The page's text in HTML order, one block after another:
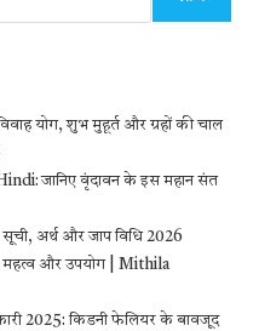
योग, शुभ मुहूर्त और ग्रहों की चाल
जानिए वृंदावन के इस महान संत
अर्थ और जाप विधि 2026
महत्व और उपयोग | Mithila
2025: किडनी फेलियर के बावजूद